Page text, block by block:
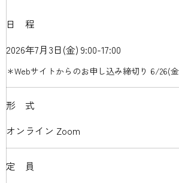
日程
2026年7月3日(金) 9:00-17:00
＊Webサイトからのお申し込み締切り 6/26(
形式
オンライン Zoom
定員